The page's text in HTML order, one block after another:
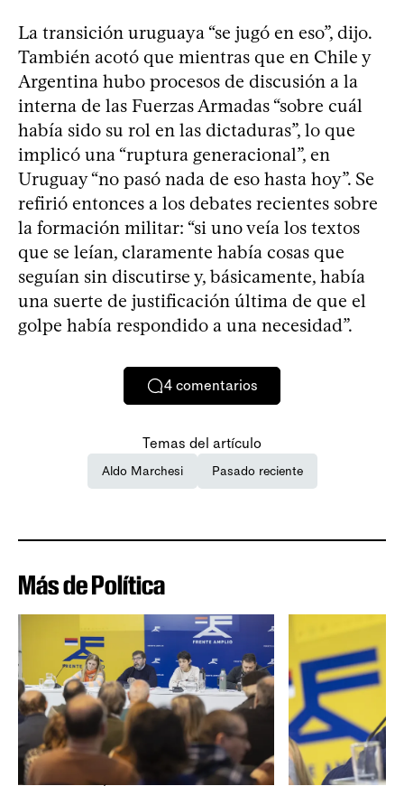
La transición uruguaya “se jugó en eso”, dijo.
También acotó que mientras que en Chile y
Argentina hubo procesos de discusión a la
interna de las Fuerzas Armadas “sobre cuál
había sido su rol en las dictaduras”, lo que
implicó una “ruptura generacional”, en
Uruguay “no pasó nada de eso hasta hoy”. Se
refirió entonces a los debates recientes sobre
la formación militar: “si uno veía los textos
que se leían, claramente había cosas que
seguían sin discutirse y, básicamente, había
una suerte de justificación última de que el
golpe había respondido a una necesidad”.
4 comentarios
Temas del artículo
Aldo Marchesi Pasado reciente
Más de Política